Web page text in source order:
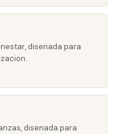
disenada para
disenada para